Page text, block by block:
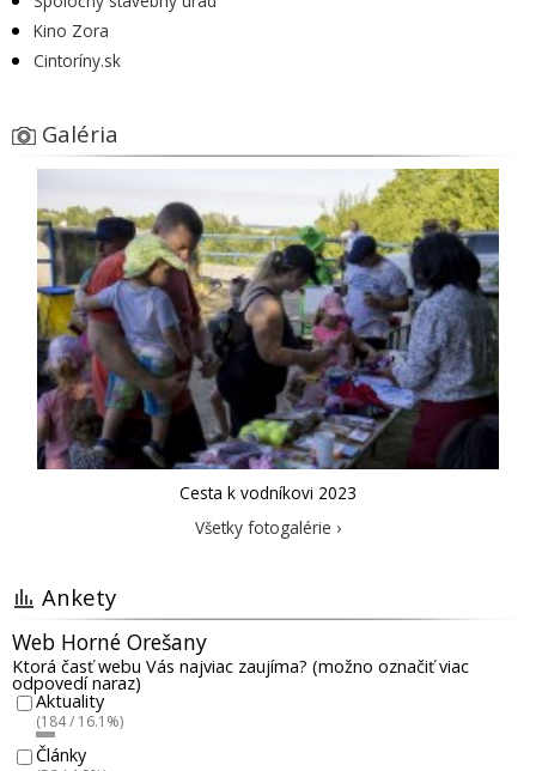
Kino Zora
Cintoríny.sk
Galéria
Cesta k vodníkovi 2023
Všetky fotogalérie ›
Ankety
Web Horné Orešany
Ktorá časť webu Vás najviac zaujíma? (možno označiť viac
odpovedí naraz)
Aktuality
(184 / 16.1%)
Články